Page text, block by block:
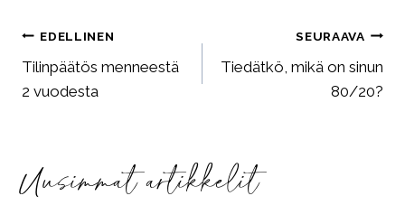
Artikkelien
selaus
EDELLINEN
Tilinpäätös menneestä
2 vuodesta
SEURAAVA
Tiedätkö, mikä on sinun
80/20?
Uusimmat artikkelit